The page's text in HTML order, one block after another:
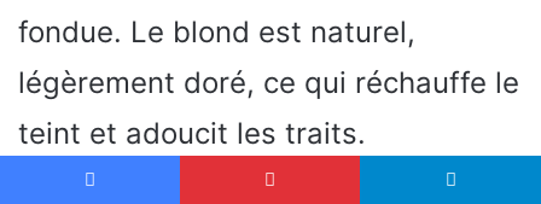
fondue. Le blond est naturel,
légèrement doré, ce qui réchauffe le
teint et adoucit les traits.